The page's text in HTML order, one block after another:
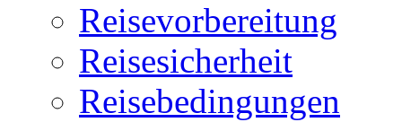
Reisevorbereitung
Reisesicherheit
Reisebedingungen